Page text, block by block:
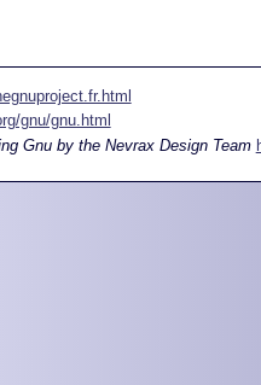
gnu/gnu.html
Gnu by the Nevrax Design Team